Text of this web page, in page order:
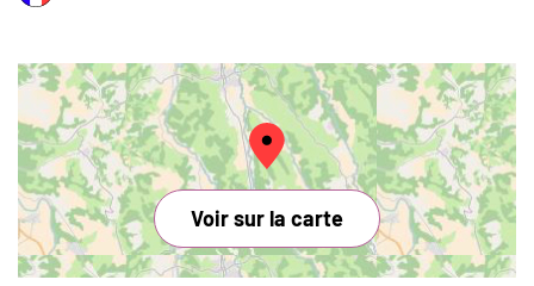
Voir sur la carte